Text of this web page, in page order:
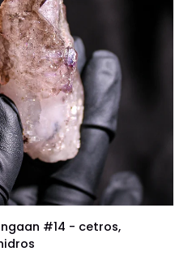
AL CARRITO
#14 - cetros,